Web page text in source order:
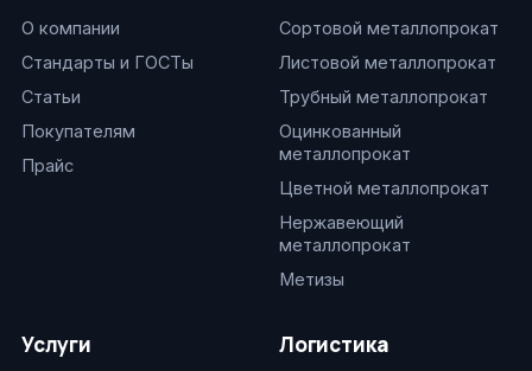
О компании
Стандарты и ГОСТы
Статьи
Покупателям
Прайс
Сортовой металлопрокат
Листовой металлопрокат
Трубный металлопрокат
Оцинкованный
металлопрокат
Цветной металлопрокат
Нержавеющий
металлопрокат
Метизы
Услуги Логистика